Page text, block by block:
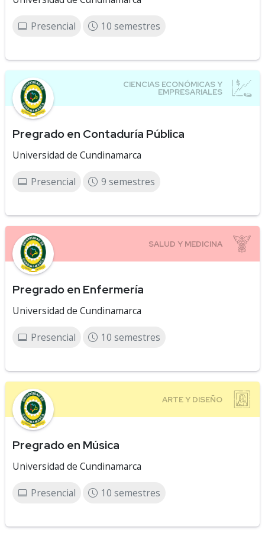
Presencial 10 semestres
Pregrado en Contaduría Pública
Universidad de Cundinamarca
Presencial 9 semestres
Pregrado en Enfermería
Universidad de Cundinamarca
Presencial 10 semestres
Pregrado en Música
Universidad de Cundinamarca
Presencial 10 semestres